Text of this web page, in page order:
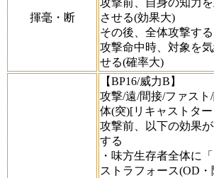
揮毫・断
させる(効果大)
その後、全体攻撃する
攻撃命中時、対象を気
せる(確率大)
【BP16/威力B】
攻撃/遠/間接/ファスト
体(突)[リキャストタ
攻撃前、以下の効果
する
・味方生存者全体に
ストラフォース(OD・